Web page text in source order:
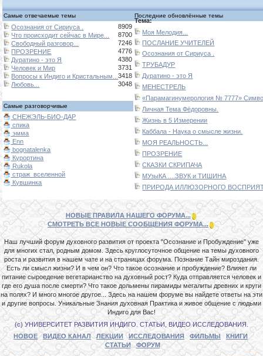
Самые отвечаемые темы Последние обновлённые темы
Осознания от Сириуса .
8909
Что происходит сейчас в Мире...
8700
Свободный разговор...
7246
ПРОЗРЕНИЕ
4776
Дуратино - это Я
4380
Человек и Мир
3731
Вопросы к Индиго и Кристальным...3418
Любовь...
3048
Тема:
Моя Мелодия...
ПОСЛАНИЕ УЧИТЕЛЕЙ
Осознания от Сириуса .
ТРУБАДУР
Дуратино - это Я
МЕНЕСТРЕЛЬ
«Парамагинумерология № 7777»
Личная Тема Фёдоровны.
Жизнь в 5 Измерении
Каббала - Наука о смысле жизни.
МОЯ РЕАЛЬНОСТЬ...
ПРОЗРЕНИЕ
СКАЗКИ СКРИПАЧА
МУзыКА ....ЗВУК и ТИШИНА
ПРИРОДА ИЛЛЮЗОРНОГО
Самые разговорчивые
СНЕЖЭЛЬ-БИО-ДАР
спика
эмма
Enn
bognatalenka
Курортина
Rukola
страж_вселенной
Кувшинка
НОВЫЕ ПРАВИЛА НАШЕГО ФОРУМА...
СМОТРЕТЬ ВСЕ НОВЫЕ СООБЩЕНИЯ ФОРУМА...
Наш лучший форум духовного развития от проекта "Осознание и Пробуждение" уже
для многих стал, родным домом. Здесь круглосуточное общение на темы духовного
роста и развития в нашем чате и на страницах форума. Познание Тайн мироздания.
Есть ли смысл жизни? И в чем он? Что такое осознание и пробуждение? Влияет ли
питание сыроедение вегетарианство на духовный рост? Куда отправляется человек и
где его душа после смерти? Что такое дольмены пирамиды мегалиты древних и круги
на полях? И много многое другое... Здесь на нашем форуме вы найдете ответы на эти
и другие вопросы. Уникальные Знания духовная Практика и живое общение с людьми
Индиго для Вас!
(с) УНИВЕРСИТЕТ РАЗВИТИЯ ИНДИГО. СТАТЬИ, ВИДЕО ИССЛЕДОВАНИЯ.
НОВОЕ
ВИДЕО КАНАЛ ЛЕКЦИИ ИССЛЕДОВАНИЯ ФИЛЬМЫ
КНИГИ
СТАТЬИ
ФОРУМ